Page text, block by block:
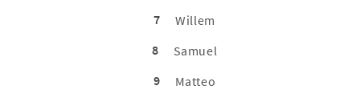
7
Willem
8
Samuel
9
Matteo